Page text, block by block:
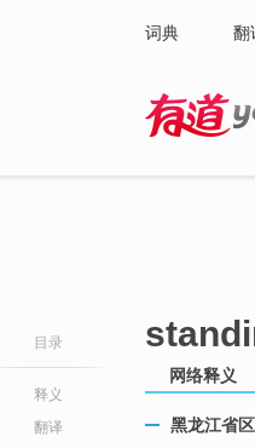
词典 翻
目录
释义
翻译
网络释义
黑龙江省